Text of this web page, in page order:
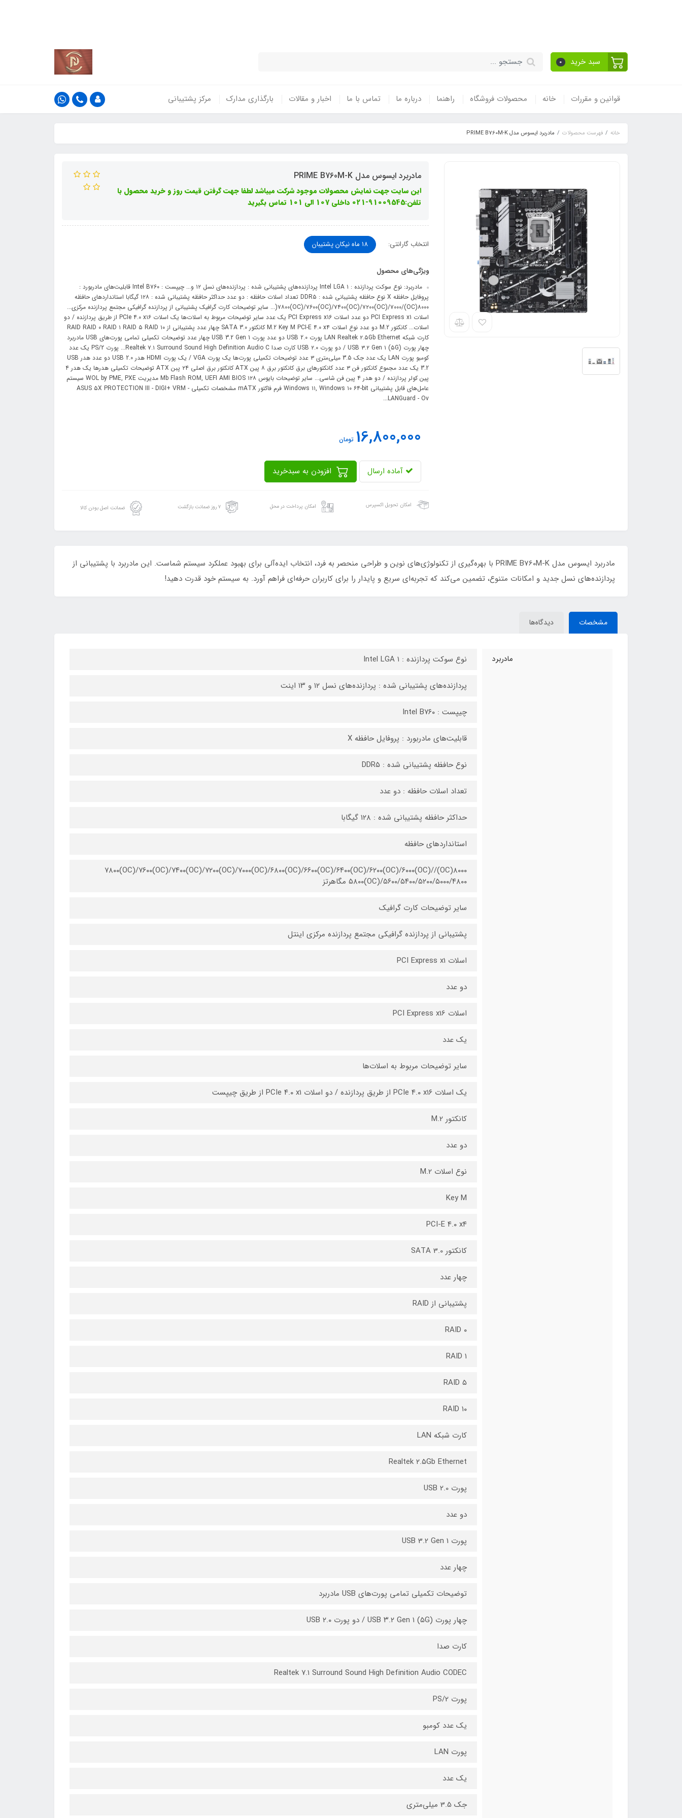
سبد خرید 0
قوانین و مقررات خانه محصولات فروشگاه راهنما درباره ما تماس با ما اخبار و مقالات بارگذاری مدارک مرکز پشتیبانی
خانه فهرست محصولات مادربرد ایسوس مدل PRIME B760M-K
مادربرد ایسوس مدل PRIME B760M-K
این سایت جهت نمایش محصولات موجود شرکت میباشد لطفا جهت گرفتن قیمت روز و خرید محصول با
تلفن:91009545-021 داخلی 107 الی 101 تماس بگیرید
انتخاب گارانتی: 18 ماه نیکان پشتیبان
ویژگی‌های محصول
مادربرد: نوع سوکت پردازنده : Intel LGA ۱ پردازنده‌های پشتیبانی شده : پردازنده‌های نسل ۱۲ و... چیپست : Intel B۷۶۰ قابلیت‌های مادربورد :
پروفایل حافظه X نوع حافظه پشتیبانی شده : DDR۵ تعداد اسلات حافظه : دو عدد حداکثر حافظه پشتیبانی شده : ۱۲۸ گیگابا استانداردهای حافظه
۸۰۰۰(OC)/۷۸۰۰(OC)/۷۶۰۰(OC)/۷۴۰۰(OC)/۷۲۰۰(OC)/۷۰۰۰(... سایر توضیحات کارت گرافیک پشتیبانی از پردازنده گرافیکی مجتمع پردازنده مرکزی...
اسلات PCI Express x1 دو عدد اسلات PCI Express x16 یک عدد سایر توضیحات مربوط به اسلات‌ها یک اسلات PCIe ۴.۰ x۱۶ از طریق پردازنده / دو
اسلات... کانکتور M.2 دو عدد نوع اسلات M.2 Key M PCI-E ۴.۰ x۴ کانکتور SATA 3.0 چهار عدد پشتیبانی از RAID RAID ۰ RAID ۱ RAID ۵ RAID ۱۰
کارت شبکه LAN Realtek ۲.۵Gb Ethernet پورت USB 2.0 دو عدد پورت USB 3.2 Gen 1 چهار عدد توضیحات تکمیلی تمامی پورت‌های USB مادربرد
چهار پورت USB ۳.۲ Gen ۱ (۵G) / دو پورت USB ۲.۰ کارت صدا Realtek ۷.۱ Surround Sound High Definition Audio C... پورت PS/2 یک عدد
کومبو پورت LAN یک عدد جک 3.5 میلی‌متری ۳ عدد توضیحات تکمیلی پورت‌ها یک پورت VGA / یک پورت HDMI هدر USB 2.0 دو عدد هدر USB
3.2 یک عدد مجموع کانکتور فن ۳ عدد کانکتورهای برق کانکتور برق ۸ پین ATX کانکتور برق اصلی ۲۴ پبن ATX توضیحات تکمیلی هدرها یک هدر ۴
پین کولر پردازنده / دو هدر ۴ پین فن شاسی... سایر توضیحات بایوس ۱۲۸ Mb Flash ROM, UEFI AMI BIOS مدیریت WOL by PME, PXE سیستم
عامل‌های قابل پشتیبانی Windows ۱۱, Windows ۱۰ ۶۴-bit فرم فاکتور mATX مشخصات تکمیلی ASUS ۵X PROTECTION III - DIGI+ VRM -
LANGuard - Ov...
16,800,000 تومان
آماده ارسال
امکان تحویل اکسپرس امکان پرداخت در محل ۷ روز ضمانت بازگشت ضمانت اصل بودن کالا
مادربرد ایسوس مدل PRIME B760M-K با بهره‌گیری از تکنولوژی‌های نوین و طراحی منحصر به فرد، انتخاب ایده‌آلی برای بهبود عملکرد سیستم شماست. این مادربرد با پشتیبانی از
پردازنده‌های نسل جدید و امکانات متنوع، تضمین می‌کند که تجربه‌ای سریع و پایدار را برای کاربران حرفه‌ای فراهم آورد. به سیستم خود قدرت دهید!
مشخصات دیدگاه‌ها
مادربرد نوع سوکت پردازنده : Intel LGA ۱
پردازنده‌های پشتیبانی شده : پردازنده‌های نسل ۱۲ و ۱۳ اینت
چیپست : Intel B۷۶۰
قابلیت‌های مادربورد : پروفایل حافظه X
نوع حافظه پشتیبانی شده : DDR۵
تعداد اسلات حافظه : دو عدد
حداکثر حافظه پشتیبانی شده : ۱۲۸ گیگابا
استانداردهای حافظه
۸۰۰۰(OC)/۷۸۰۰(OC)/۷۶۰۰(OC)/۷۴۰۰(OC)/۷۲۰۰(OC)/۷۰۰۰(OC)/۶۸۰۰(OC)/۶۶۰۰(OC)/۶۴۰۰(OC)/۶۲۰۰(OC)/۶۰۰۰(OC)/
۵۸۰۰(OC)/۵۶۰۰/۵۴۰۰/۵۲۰۰/۵۰۰۰/۴۸۰۰ مگاهرتز
سایر توضیحات کارت گرافیک
پشتیبانی از پردازنده گرافیکی مجتمع پردازنده مرکزی اینتل
اسلات PCI Express x1
دو عدد
اسلات PCI Express x16
یک عدد
سایر توضیحات مربوط به اسلات‌ها
یک اسلات PCIe ۴.۰ x۱۶ از طریق پردازنده / دو اسلات PCIe ۴.۰ x۱ از طریق چیپست
کانکتور M.2
دو عدد
نوع اسلات M.2
Key M
PCI-E ۴.۰ x۴
کانکتور SATA 3.0
چهار عدد
پشتیبانی از RAID
RAID ۰
RAID ۱
RAID ۵
RAID ۱۰
کارت شبکه LAN
Realtek ۲.۵Gb Ethernet
پورت USB 2.0
دو عدد
پورت USB 3.2 Gen 1
چهار عدد
توضیحات تکمیلی تمامی پورت‌های USB مادربرد
چهار پورت USB ۳.۲ Gen ۱ (۵G) / دو پورت USB ۲.۰
کارت صدا
Realtek ۷.۱ Surround Sound High Definition Audio CODEC
پورت PS/2
یک عدد کومبو
پورت LAN
یک عدد
جک 3.5 میلی‌متری